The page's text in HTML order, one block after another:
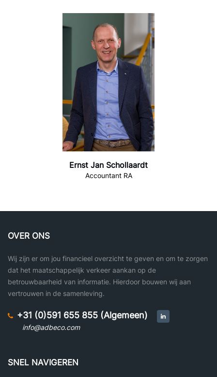
Ernst Jan Schollaardt
Accountant RA
OVER ONS
Wij zijn er om jou financieel overzicht te geven en om te zorgen
dat het maatschappelijk verkeer aankan op de
betrouwbaarheid van informatie. Hierdoor bouwen wij aan
vertrouwen in de samenleving.
+31 (0)591 655 855 (Algemeen)
info@adbeco.com
SNEL NAVIGEREN